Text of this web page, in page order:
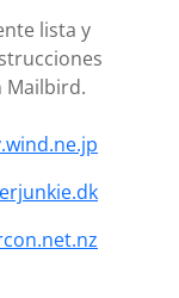
lista y
Mailbird.